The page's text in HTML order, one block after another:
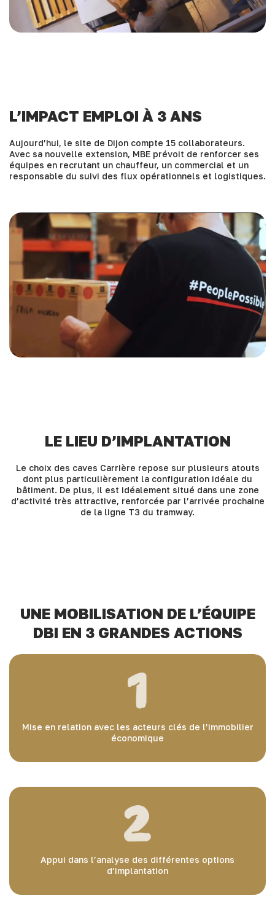
L’IMPACT EMPLOI À 3 ANS
Aujourd’hui, le site de Dijon compte 15 collaborateurs.
Avec sa nouvelle extension, MBE prévoit de renforcer ses
équipes en recrutant un chauffeur, un commercial et un
responsable du suivi des flux opérationnels et logistiques.
LE LIEU D’IMPLANTATION
Le choix des caves Carrière repose sur plusieurs atouts
dont plus particulièrement la configuration idéale du
bâtiment. De plus, il est idéalement situé dans une zone
d’activité très attractive, renforcée par l’arrivée prochaine
de la ligne T3 du tramway.
UNE MOBILISATION DE L’ÉQUIPE
DBI EN 3 GRANDES ACTIONS
Mise en relation avec les acteurs clés de l’immobilier
économique
Appui dans l’analyse des différentes options
d’implantation